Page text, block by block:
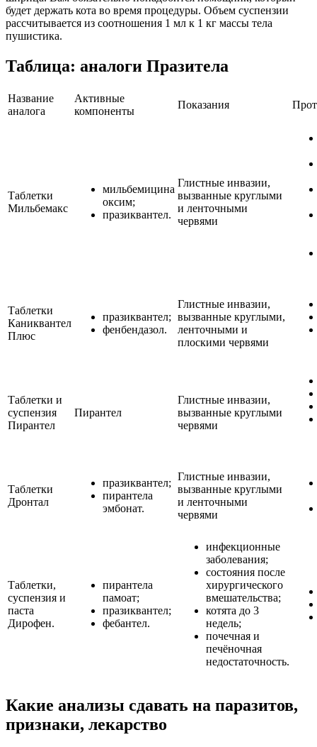
будет держать кота во время процедуры. Объем суспензии
рассчитывается из соотношения 1 мл к 1 кг массы тела
пушистика.
Таблица: аналоги Празитела
Название
аналога
Активные
компоненты
Показания
Таблетки
Мильбемакс
мильбемицина
оксим;
празиквантел.
Глистные инвазии,
вызванные круглыми
и ленточными
червями
Таблетки
Каниквантел
Плюс
празиквантел;
фенбендазол.
Глистные инвазии,
вызванные круглыми,
ленточными и
плоскими червями
Таблетки и
суспензия
Пирантел
Пирантел
Глистные инвазии,
вызванные круглыми
червями
Таблетки
Дронтал
празиквантел;
пирантела
эмбонат.
Глистные инвазии,
вызванные круглыми
и ленточными
червями
Таблетки,
суспензия и
паста
Дирофен.
пирантела
памоат;
празиквантел;
фебантел.
инфекционные
заболевания;
состояния после
хирургического
вмешательства;
котята до 3
недель;
почечная и
печёночная
недостаточность.
Какие анализы сдавать на паразитов,
признаки, лекарство